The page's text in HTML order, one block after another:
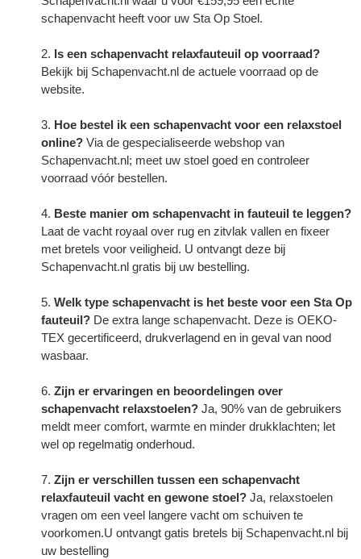
schapenvacht heeft voor uw Sta Op Stoel.
Is een schapenvacht relaxfauteuil op voorraad?
Bekijk bij Schapenvacht.nl de actuele voorraad op de
website.
Hoe bestel ik een schapenvacht voor een relaxstoel
online? Via de gespecialiseerde webshop van
Schapenvacht.nl; meet uw stoel goed en controleer
voorraad vóór bestellen.
Beste manier om schapenvacht in fauteuil te leggen?
Laat de vacht royaal over rug en zitvlak vallen en fixeer
met bretels voor veiligheid. U ontvangt deze bij
Schapenvacht.nl gratis bij uw bestelling.
Welk type schapenvacht is het beste voor een Sta Op
fauteuil? De extra lange schapenvacht. Deze is OEKO-
TEX gecertificeerd, drukverlagend en in geval van nood
wasbaar.
Zijn er ervaringen en beoordelingen over
schapenvacht relaxstoelen? Ja, 90% van de gebruikers
meldt meer comfort, warmte en minder drukklachten; let
wel op regelmatig onderhoud.
Zijn er verschillen tussen een schapenvacht
relaxfauteuil vacht en gewone stoel? Ja, relaxstoelen
vragen om een veel langere vacht om schuiven te
voorkomen.U ontvangt gatis bretels bij Schapenvacht.nl bij
uw bestelling